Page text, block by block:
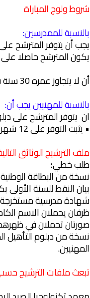
شروط ولوج المباراة
بالنسبة للممدرسين:
يجب أن يتوفر المترشح
يكون المترشح حاصلا على
أن لا يتجاوز عمره 30 سنة في حدود 31 دجنبر 2022
بالنسبة للمهنيين يجب أن:
ان يتوفر المترشح على
• يثبت التوفر على 12 شهرا من الإبحار على متن سفن الصيد البحري؛
ملف الترشيح الوثائق
طلب خطي؛
نسخة من البطاقة
بيان النقط للسنة الأولى
شهادة مدرسية مستخرجة
ظرفان يحملان الاسم
صورتان تحملان في
نسخة من دبلوم التأهيل
المهنيين.
تبعث ملفات الترشيح حسب